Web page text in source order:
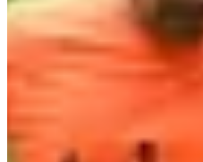
Fecha por confirmar
Course nature 16 km
19:00
Correr
20 kilómetros